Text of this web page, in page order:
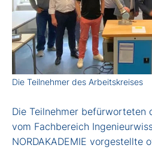
Die Teilnehmer des Arbeitskreises
Die Teilnehmer befürworteten
vom Fachbereich
NORDAKADEMIE vorgestellte